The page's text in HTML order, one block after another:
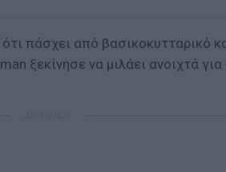
πάσχει από βασικοκυτταρικό
ξεκίνησε να μιλάει ανοιχτά για